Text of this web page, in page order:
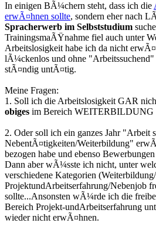
In einigen BÃ¼chern steht, dass ich die
erwÃ¤hnen sollte, sondern eher nach
Spracherwerb im Selbststudium
TrainingsmaÃŸnahme fiel auch unter
Arbeitslosigkeit habe ich da nicht
lÃ¼ckenlos und ohne "Arbeitssuchend"
stÃ¤ndig untÃ¤tig.
Meine Fragen:
1. Soll ich die Arbeitslosigkeit GAR
obiges im Bereich WEITERBILDUNG
2. Oder soll ich ein ganzes Jahr "Arbeit
NebentÃ¤tigkeiten/Weiterbildung"
bezogen habe und ebenso
Dann aber wÃ¼sste ich nicht, unter
verschiedene Kategorien
ProjektundArbeitserfahrung/Nebenjob
sollte...Ansonsten wÃ¼rde ich die
Bereich Projekt-undArbeitserfahrung
wieder nicht erwÃ¤hnen.